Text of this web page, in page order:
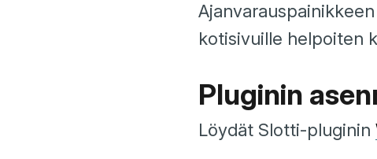
kotisivuille helpoiten
Pluginin
Löydät Slotti-pluginin